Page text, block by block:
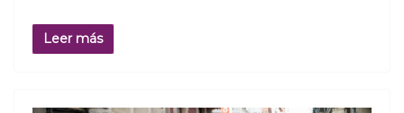
Leer más